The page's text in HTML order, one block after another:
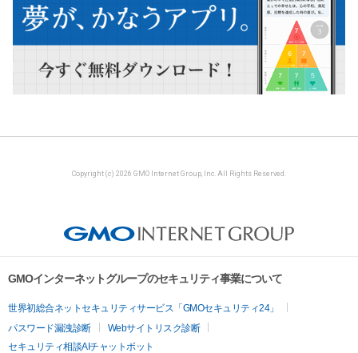
Copyright (c) 2026 GMO Internet Group, Inc. All Rights Reserved.
GMOインターネットグループのセキュリティ事業について
世界初総合ネットセキュリティサービス「GMOセキュリティ24」
パスワード漏洩診断
Webサイトリスク診断
セキュリティ相談AIチャットボット